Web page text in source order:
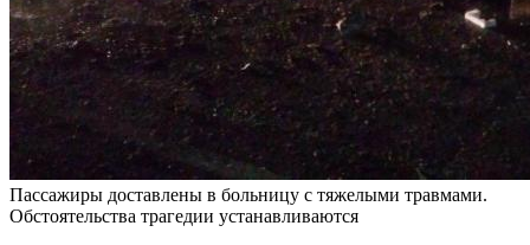
Пассажиры доставлены в больницу с тяжелыми травмами.
Обстоятельства трагедии устанавливаются